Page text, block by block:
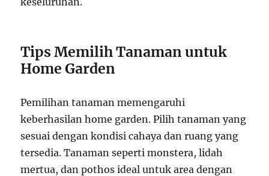
Tips Memilih Tanaman untuk
Home Garden
Pemilihan tanaman memengaruhi
keberhasilan home garden. Pilih tanaman yang
sesuai dengan kondisi cahaya dan ruang yang
tersedia. Tanaman seperti monstera, lidah
mertua, dan pothos ideal untuk area dengan